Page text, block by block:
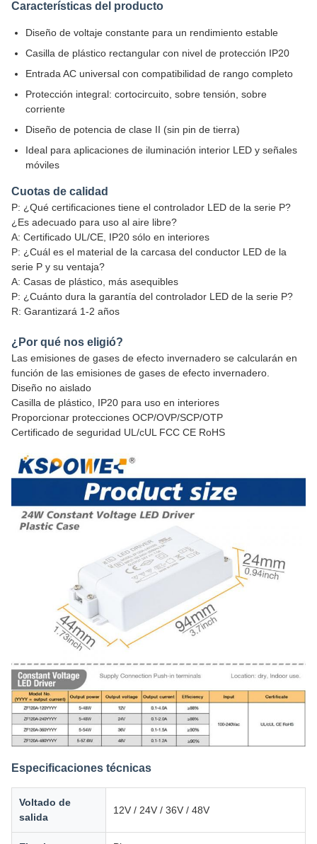
Características del producto
Diseño de voltaje constante para un rendimiento estable
Casilla de plástico rectangular con nivel de protección IP20
Entrada AC universal con compatibilidad de rango completo
Protección integral: cortocircuito, sobre tensión, sobre
corriente
Diseño de potencia de clase II (sin pin de tierra)
Ideal para aplicaciones de iluminación interior LED y señales
móviles
Cuotas de calidad
P: ¿Qué certificaciones tiene el controlador LED de la serie P?
¿Es adecuado para uso al aire libre?
A: Certificado UL/CE, IP20 sólo en interiores
P: ¿Cuál es el material de la carcasa del conductor LED de la
serie P y su ventaja?
A: Casas de plástico, más asequibles
P: ¿Cuánto dura la garantía del controlador LED de la serie P?
R: Garantizará 1-2 años
¿Por qué nos eligió?
Las emisiones de gases de efecto invernadero se calcularán en
función de las emisiones de gases de efecto invernadero.
Diseño no aislado
Casilla de plástico, IP20 para uso en interiores
Proporcionar protecciones OCP/OVP/SCP/OTP
Certificado de seguridad UL/cUL FCC CE RoHS
Especificaciones técnicas
Voltado de
salida
12V / 24V / 36V / 48V